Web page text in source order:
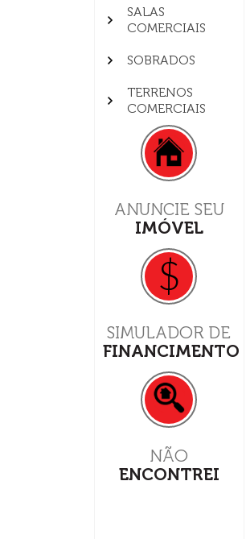
SALAS
COMERCIAIS
SOBRADOS
TERRENOS
COMERCIAIS
ANUNCIE SEU
IMÓVEL
$
SIMULADOR DE
FINANCIMENTO
NÃO
ENCONTREI